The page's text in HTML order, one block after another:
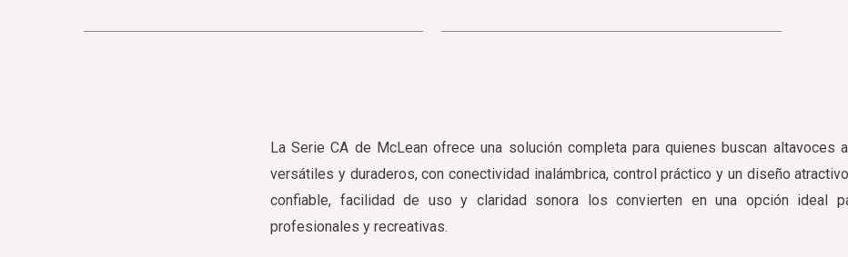
La Serie CA de McLean ofrece una solución completa para quienes buscan altavoces
versátiles y duraderos, con conectividad inalámbrica, control práctico y un diseño
confiable, facilidad de uso y claridad sonora los convierten en una opción ideal
profesionales y recreativas.